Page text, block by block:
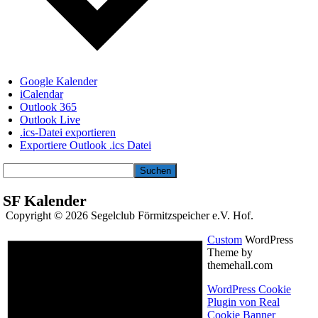
Google Kalender
iCalendar
Outlook 365
Outlook Live
.ics-Datei exportieren
Exportiere Outlook .ics Datei
Suchen
SF Kalender
Copyright © 2026 Segelclub Förmitzspeicher e.V. Hof.
CustomWordPress
Theme by
themehall.com
WordPress Cookie
Plugin von Real
Cookie Banner